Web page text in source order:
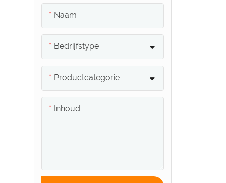
Naam
Bedrijfstype
Productcategorie
Inhoud